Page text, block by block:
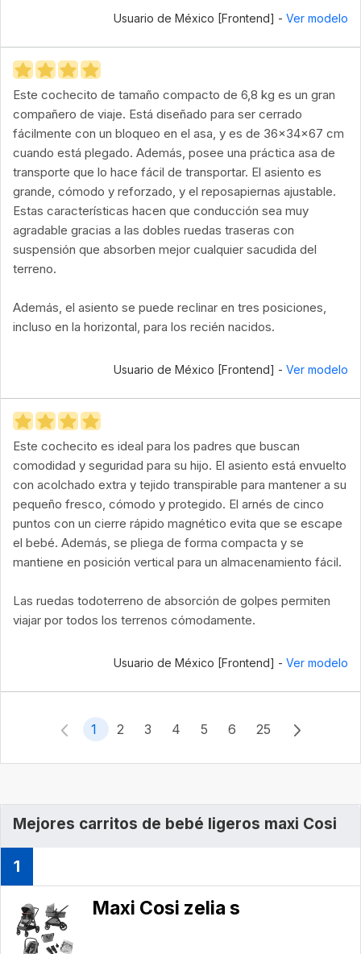
Usuario de México [Frontend] - Ver modelo
Este cochecito de tamaño compacto de 6,8 kg es un gran
compañero de viaje. Está diseñado para ser cerrado
fácilmente con un bloqueo en el asa, y es de 36x34x67 cm
cuando está plegado. Además, posee una práctica asa de
transporte que lo hace fácil de transportar. El asiento es
grande, cómodo y reforzado, y el reposapiernas ajustable.
Estas características hacen que conducción sea muy
agradable gracias a las dobles ruedas traseras con
suspensión que absorben mejor cualquier sacudida del
terreno.
Además, el asiento se puede reclinar en tres posiciones,
incluso en la horizontal, para los recién nacidos.
Usuario de México [Frontend] - Ver modelo
Este cochecito es ideal para los padres que buscan
comodidad y seguridad para su hijo. El asiento está envuelto
con acolchado extra y tejido transpirable para mantener a su
pequeño fresco, cómodo y protegido. El arnés de cinco
puntos con un cierre rápido magnético evita que se escape
el bebé. Además, se pliega de forma compacta y se
mantiene en posición vertical para un almacenamiento fácil.
Las ruedas todoterreno de absorción de golpes permiten
viajar por todos los terrenos cómodamente.
Usuario de México [Frontend] - Ver modelo
1 2 3 4 5 6 25
Mejores carritos de bebé ligeros maxi Cosi
1
Maxi Cosi zelia s